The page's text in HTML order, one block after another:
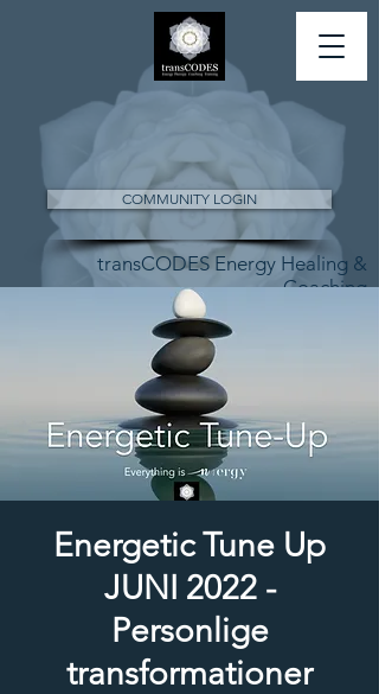
COMMUNITY LOGIN
transCODES Energy Healing &
Coaching
Energetic Tune Up
JUNI 2022 -
Personlige
transformationer